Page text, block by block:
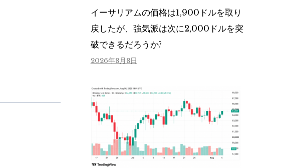
イーサリアムの価格は1,900ドルを取り
戻したが、強気派は次に2,000ドルを突
破できるだろうか?
2026年8月8日